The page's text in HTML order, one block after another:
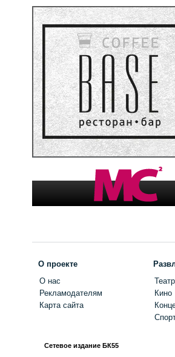
О проекте
О нас
Рекламодателям
Карта сайта
Театр
Кино
Сетевое издание БК55